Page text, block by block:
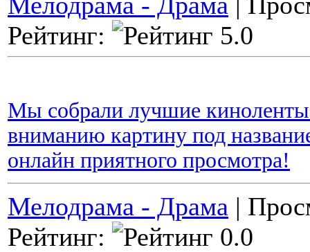
Рейтинг:
Мы собрали лучшие киноленты
вниманию картину под
онлайн приятного просмотра!
Мелодрама - Драма |
Рейтинг: